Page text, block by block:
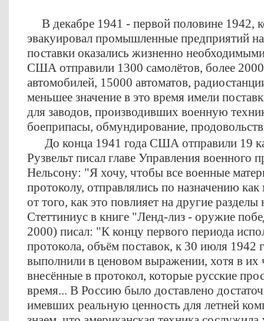
В декабре 1941 - первой половине 1942,
эвакуировал промышленные предприятий
поставки оказались жизненно
США отправили 1300 самолётов, более
автомобилей, 15000 автоматов,
меньшее значение в это время имели
для заводов, производивших военную
боеприпасы, обмундирование,
До конца 1941 года США отправили 19
Рузвельт писал главе Управления военного
Нельсону: "Я хочу, чтобы все военные
протоколу, отправлялись по назначению
от того, как это повлияет на другие
Стеттиниус в книге "Ленд-лиз - оружие
2000) писал: "К концу первого периода
протокола, объём поставок, к 30 июля
выполнили в ценовом выражении, хотя в их
внесённые в протокол, которые русские
время... В Россию было доставлено
имевших реальную ценность для летней